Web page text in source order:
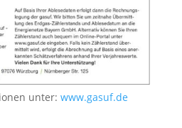
unter: www.gasuf.de